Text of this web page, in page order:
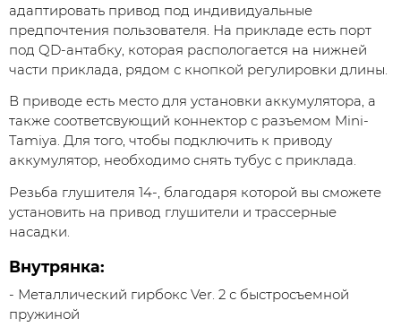
адаптировать привод под индивидуальные
предпочтения пользователя. На прикладе есть порт
под QD-антабку, которая распологается на нижней
части приклада, рядом с кнопкой регулировки длины.
В приводе есть место для установки аккумулятора, а
также соответсвующий коннектор с разъемом Mini-
Tamiya. Для того, чтобы подключить к приводу
аккумулятор, необходимо снять тубус с приклада.
Резьба глушителя 14-, благодаря которой вы сможете
установить на привод глушители и трассерные
насадки.
Внутрянка:
- Металлический гирбокс Ver. 2 с быстросъемной
пружиной